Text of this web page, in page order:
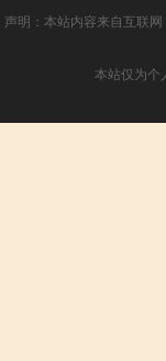
声明：本站内容来自互联
本站仅为个